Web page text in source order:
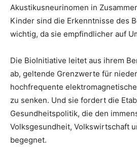
Akustikusneurinomen in
Kinder sind die Erkenntnisse des
wichtig, da sie empfindlicher auf
Die BioInitiative leitet aus ihrem
ab, geltende Grenzwerte für
hochfrequente
zu senken. Und sie fordert die
Gesundheitspolitik, die den
Volksgesundheit, Volkswirtschaft
begegnet.